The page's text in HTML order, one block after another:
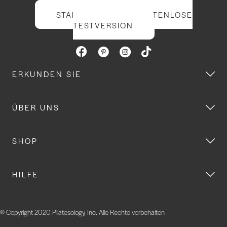
STARTEN SIE IHRE KOSTENLOSE
TESTVERSION
ERKUNDEN SIE
ÜBER UNS
SHOP
HILFE
© Copyright 2020 Pilatesology, Inc. Alle Rechte vorbehalten